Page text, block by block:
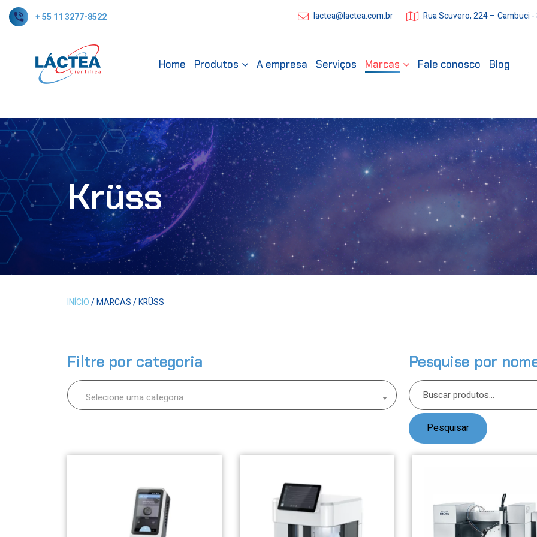
+ 55 11 3277-8522 lactea@lactea.com.br Rua Scuvero, 224 – Cambuci
Home Produtos A empresa Serviços Marcas Fale conosco Blog
Krüss
INÍCIO/ MARCAS / KRÜSS
Filtre por categoria
Selecione uma categoria
Pesquise por
Pesquisar